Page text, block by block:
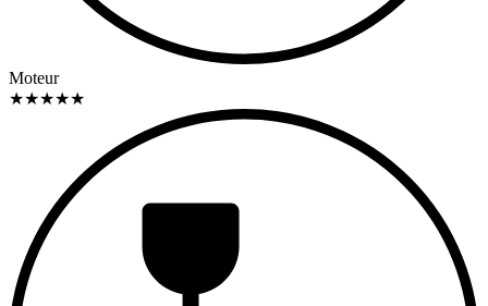
Moteur
★★★★★